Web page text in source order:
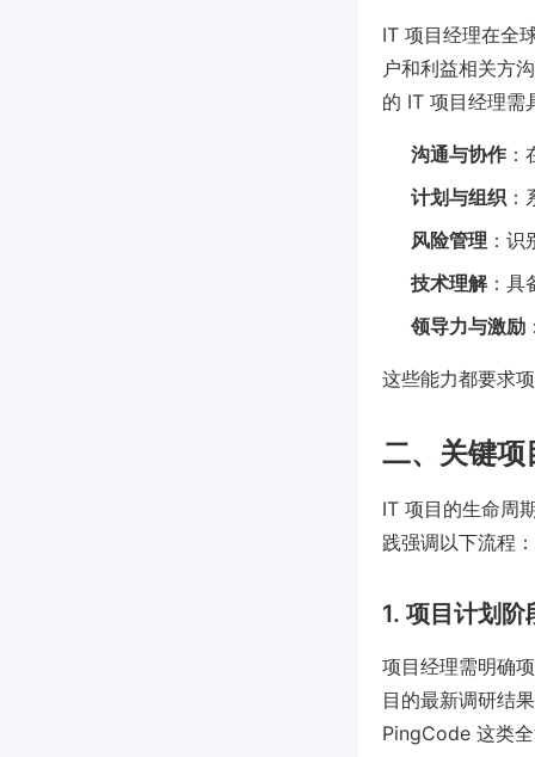
IT 项目经理在全
户和利益相关方
的 IT 项目经理需
沟通与协作
计划与组织
风险管理 ：
技术理解：具
领导力与激励
这些能力都要求
二、关键项
IT 项目的生命周
践强调以下流程：
1. 项目计划阶
项目经理需明确
目的最新调研结
PingCode 这类